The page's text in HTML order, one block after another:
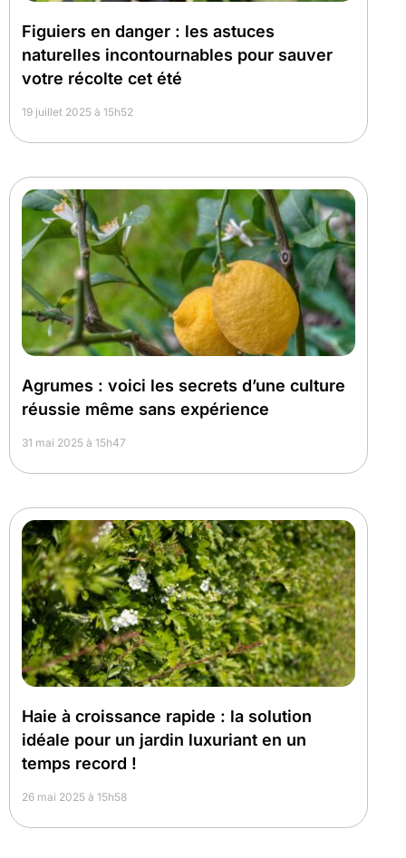
Figuiers en danger : les astuces
naturelles incontournables pour sauver
votre récolte cet été
19 juillet 2025 à 15h52
Agrumes : voici les secrets d’une culture
réussie même sans expérience
31 mai 2025 à 15h47
Haie à croissance rapide : la solution
idéale pour un jardin luxuriant en un
temps record !
26 mai 2025 à 15h58